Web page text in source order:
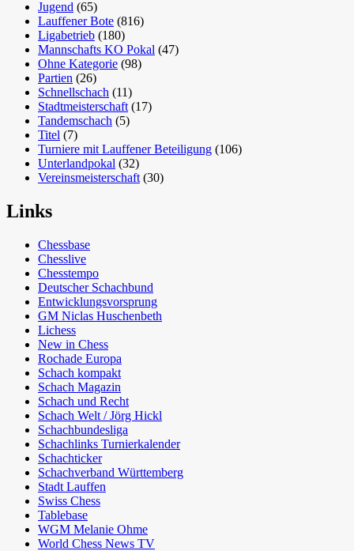
Jugend (65)
Lauffener Bote (816)
Ligabetrieb (180)
Mannschafts KO Pokal (47)
Ohne Kategorie (98)
Partien (26)
Schnellschach (11)
Stadtmeisterschaft (17)
Tandemschach (5)
Titel (7)
Turniere mit Lauffener Beteiligung (106)
Unterlandpokal (32)
Vereinsmeisterschaft (30)
Links
Chessbase
Chesslive
Chesstempo
Deutscher Schachbund
Entwicklungsvorsprung
GM Niclas Huschenbeth
Lichess
New in Chess
Rochade Europa
Schach kompakt
Schach Magazin
Schach und Recht
Schach Welt / Jörg Hickl
Schachbundesliga
Schachlinks Turnierkalender
Schachticker
Schachverband Württemberg
Stadt Lauffen
Swiss Chess
Tablebase
WGM Melanie Ohme
World Chess News TV